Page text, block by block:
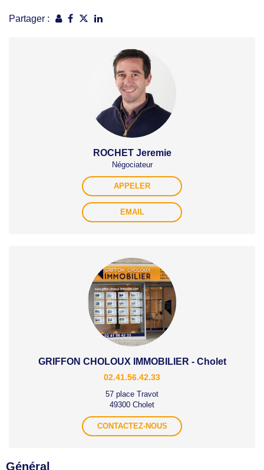
Partager :
ROCHET Jeremie
Négociateur
APPELER
EMAIL
GRIFFON CHOLOUX IMMOBILIER - Cholet
02.41.56.42.33
57 place Travot
49300 Cholet
CONTACTEZ-NOUS
Général